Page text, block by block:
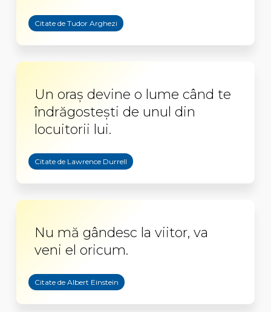
Citate de Tudor Arghezi
Un oraș devine o lume când te
îndrăgostești de unul din
locuitorii lui.
Citate de Lawrence Durrell
Nu mă gândesc la viitor, va
veni el oricum.
Citate de Albert Einstein